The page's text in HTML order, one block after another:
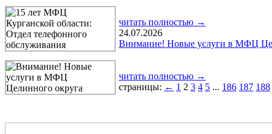
читать полностью →
24.07.2026
Внимание! Новые услуги в МФЦ
читать полностью →
страницы: ← 1 2 3 4 5 ... 186 187 188